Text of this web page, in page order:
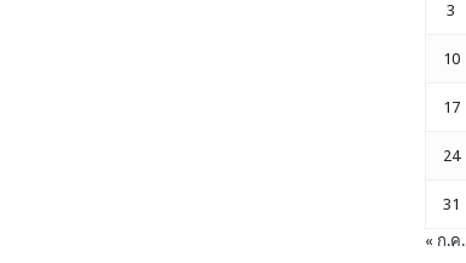
3
10
17
24
31
« ก.ค.